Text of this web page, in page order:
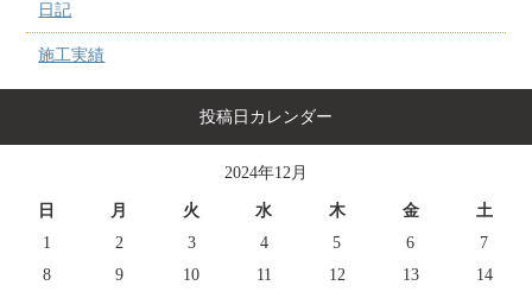
日記
施工実績
投稿日カレンダー
2024年12月
日 月 火 水 木 金
土
1
2 3 4 5 6
7
8
9 10 11 12 13 14